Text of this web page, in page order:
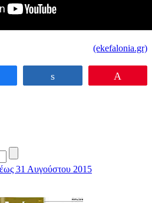
(ekefalonia.gr)
31 Αυγούστου 2015